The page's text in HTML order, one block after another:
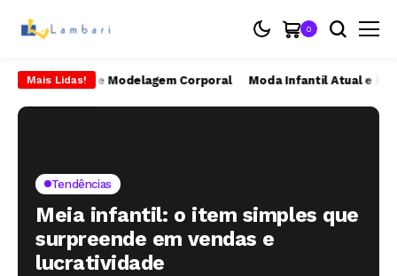
0
Mais Lidas!e Modelagem Corporal Moda Infantil Atual e
Tendências
Meia infantil: o item simples que
surpreende em vendas e
lucratividade